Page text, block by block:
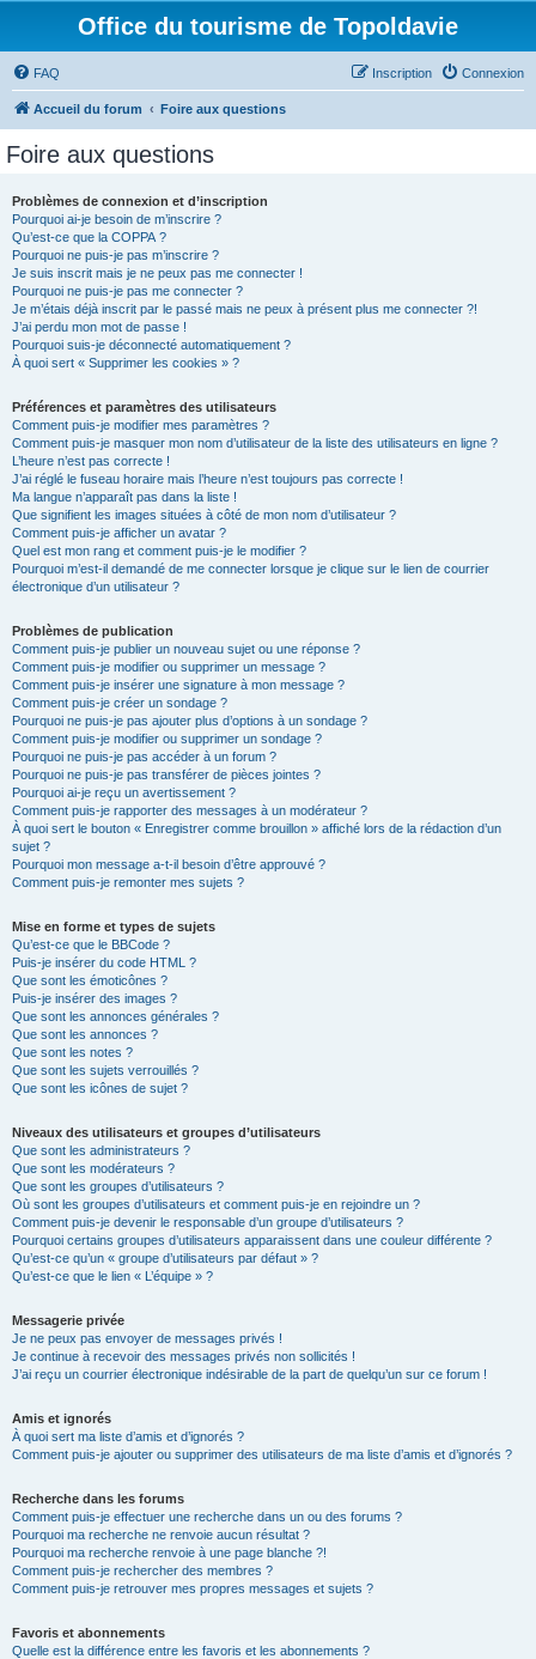
Office du tourisme de Topoldavie
FAQ Connexion
Inscription
Accueil du forum Foire aux questions
Foire aux questions
Problèmes de connexion et d’inscription
Pourquoi ai-je besoin de m’inscrire ?
Qu’est-ce que la COPPA ?
Pourquoi ne puis-je pas m’inscrire ?
Je suis inscrit mais je ne peux pas me connecter !
Pourquoi ne puis-je pas me connecter ?
Je m’étais déjà inscrit par le passé mais ne peux à présent plus me connecter ?!
J’ai perdu mon mot de passe !
Pourquoi suis-je déconnecté automatiquement ?
À quoi sert « Supprimer les cookies » ?
Préférences et paramètres des utilisateurs
Comment puis-je modifier mes paramètres ?
Comment puis-je masquer mon nom d’utilisateur de la liste des utilisateurs en ligne ?
L’heure n’est pas correcte !
J’ai réglé le fuseau horaire mais l’heure n’est toujours pas correcte !
Ma langue n’apparaît pas dans la liste !
Que signifient les images situées à côté de mon nom d’utilisateur ?
Comment puis-je afficher un avatar ?
Quel est mon rang et comment puis-je le modifier ?
Pourquoi m’est-il demandé de me connecter lorsque je clique sur le lien de courrier
électronique d’un utilisateur ?
Problèmes de publication
Comment puis-je publier un nouveau sujet ou une réponse ?
Comment puis-je modifier ou supprimer un message ?
Comment puis-je insérer une signature à mon message ?
Comment puis-je créer un sondage ?
Pourquoi ne puis-je pas ajouter plus d’options à un sondage ?
Comment puis-je modifier ou supprimer un sondage ?
Pourquoi ne puis-je pas accéder à un forum ?
Pourquoi ne puis-je pas transférer de pièces jointes ?
Pourquoi ai-je reçu un avertissement ?
Comment puis-je rapporter des messages à un modérateur ?
À quoi sert le bouton « Enregistrer comme brouillon » affiché lors de la rédaction d’un
sujet ?
Pourquoi mon message a-t-il besoin d’être approuvé ?
Comment puis-je remonter mes sujets ?
Mise en forme et types de sujets
Qu’est-ce que le BBCode ?
Puis-je insérer du code HTML ?
Que sont les émoticônes ?
Puis-je insérer des images ?
Que sont les annonces générales ?
Que sont les annonces ?
Que sont les notes ?
Que sont les sujets verrouillés ?
Que sont les icônes de sujet ?
Niveaux des utilisateurs et groupes d’utilisateurs
Que sont les administrateurs ?
Que sont les modérateurs ?
Que sont les groupes d’utilisateurs ?
Où sont les groupes d’utilisateurs et comment puis-je en rejoindre un ?
Comment puis-je devenir le responsable d’un groupe d’utilisateurs ?
Pourquoi certains groupes d’utilisateurs apparaissent dans une couleur différente ?
Qu’est-ce qu’un « groupe d’utilisateurs par défaut » ?
Qu’est-ce que le lien « L’équipe » ?
Messagerie privée
Je ne peux pas envoyer de messages privés !
Je continue à recevoir des messages privés non sollicités !
J’ai reçu un courrier électronique indésirable de la part de quelqu’un sur ce forum !
Amis et ignorés
À quoi sert ma liste d’amis et d’ignorés ?
Comment puis-je ajouter ou supprimer des utilisateurs de ma liste d’amis et d’ignorés ?
Recherche dans les forums
Comment puis-je effectuer une recherche dans un ou des forums ?
Pourquoi ma recherche ne renvoie aucun résultat ?
Pourquoi ma recherche renvoie à une page blanche ?!
Comment puis-je rechercher des membres ?
Comment puis-je retrouver mes propres messages et sujets ?
Favoris et abonnements
Quelle est la différence entre les favoris et les abonnements ?